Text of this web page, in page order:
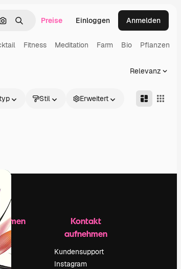
Nach Bild suchen
SuchenPreise Einloggen Anmelden
Fitness Meditation Farm Bio Pflanzen
Relevanz
Stil Erweitert
Kontakt
aufnehmen
Kundensupport
Instagram